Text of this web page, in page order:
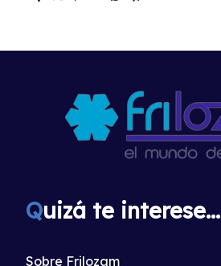
Quizá te interese...
Sobre Frilozam